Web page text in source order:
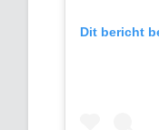
Dit bericht